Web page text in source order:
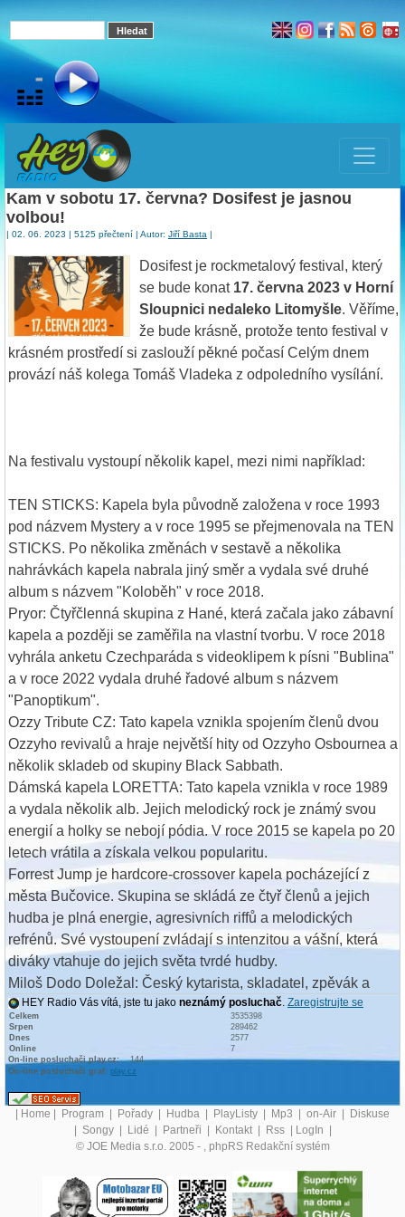
Kam v sobotu 17. června? Dosifest je jasnou
volbou!
| 02. 06. 2023 | 5125 přečtení | Autor: Jiří Basta |
Dosifest je rockmetalový festival, který
se bude konat 17. června 2023 v Horní
Sloupnici nedaleko Litomyšle. Věříme,
že bude krásně, protože tento festival v
krásném prostředí si zaslouží pěkné počasí Celým dnem
provází náš kolega Tomáš Vladeka z odpoledního vysílání.
Na festivalu vystoupí několik kapel, mezi nimi například:
TEN STICKS: Kapela byla původně založena v roce 1993
pod názvem Mystery a v roce 1995 se přejmenovala na TEN
STICKS. Po několika změnách v sestavě a několika
nahrávkách kapela nabrala jiný směr a vydala své druhé
album s názvem "Koloběh" v roce 2018.
Pryor: Čtyřčlenná skupina z Hané, která začala jako zábavní
kapela a později se zaměřila na vlastní tvorbu. V roce 2018
vyhrála anketu Czechparáda s videoklipem k písni "Bublina"
a v roce 2022 vydala druhé řadové album s názvem
"Panoptikum".
Ozzy Tribute CZ: Tato kapela vznikla spojením členů dvou
Ozzyho revivalů a hraje největší hity od Ozzyho Osbournea a
několik skladeb od skupiny Black Sabbath.
Dámská kapela LORETTA: Tato kapela vznikla v roce 1989
a vydala několik alb. Jejich melodický rock je známý svou
energií a holky se nebojí pódia. V roce 2015 se kapela po 20
letech vrátila a získala velkou popularitu.
Forrest Jump je hardcore-crossover kapela pocházející z
města Bučovice. Skupina se skládá ze čtyř členů a jejich
hudba je plná energie, agresivních riffů a melodických
refrénů. Své vystoupení zvládají s intenzitou a vášní, která
diváky vtahuje do jejich světa tvrdé hudby.
Miloš Dodo Doležal: Český kytarista, skladatel, zpěvák a
producent, který proslul jako frontman skupiny Vitacit a hrál
také v hudební skupině Pražský výběr.
Na festivalu se můžete těšit na širokou škálu lahodného
občerstvení, které zahrnuje vyjímečné hovězí hamburgery,
exkluzivní hot dogy, hranolky, langoše a grilované klobásy.
Kromě toho bude na festivalu také točeno pivo z Chotěboře,
které vám nabídne osvěžení a skvělého společníka k
Vstupenky na festival můžete zakoupit v předprodeji na
HEY Radio Vás vítá, jste tu jako neznámý posluchač. Zaregistrujte se
Celkem
3535398
Srpen
289462
Dnes
2577
Online
7
On-line posluchači play.cz:
144
On-line posluchači graf: play.cz
Home Program Pořady Hudba PlayListy Mp3 on-Air
Diskuse
Songy Lidé Partneři Kontakt Rss LogIn
© JOE Media s.r.o. 2005 - , phpRS Redakční systém